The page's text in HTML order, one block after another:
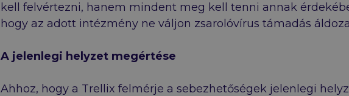
kell felvértezni, hanem mindent meg kell tenni annak
hogy az adott intézmény ne váljon zsarolóvírus támadás
A jelenlegi helyzet megértése
Ahhoz, hogy a Trellix felmérje a sebezhetőségek jelenlegi